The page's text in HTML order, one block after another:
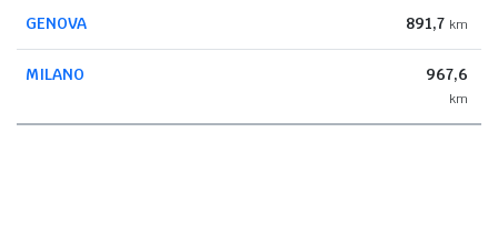
GENOVA 891,7 km
MILANO 967,6
km